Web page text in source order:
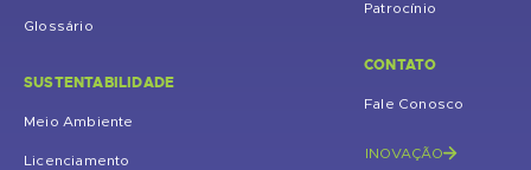
Glossário
SUSTENTABILIDADE
Meio Ambiente
Licenciamento
Patrocínio
CONTATO
Fale Conosco
INOVAÇÃO